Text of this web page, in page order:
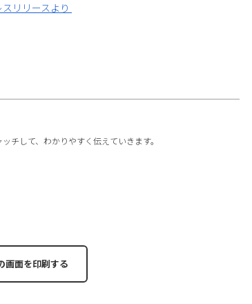
リリースより
チして、わかりやすく伝えていきます。
画面を印刷する